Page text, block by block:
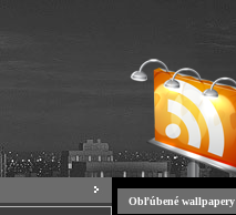
Obľúbené wallpapery